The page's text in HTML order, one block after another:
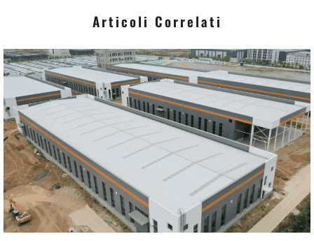
Articoli Correlati